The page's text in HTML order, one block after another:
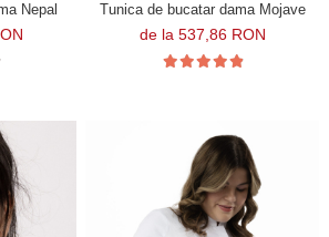
Nepal Tunica de bucatar dama Mojave
de la 537,86 RON